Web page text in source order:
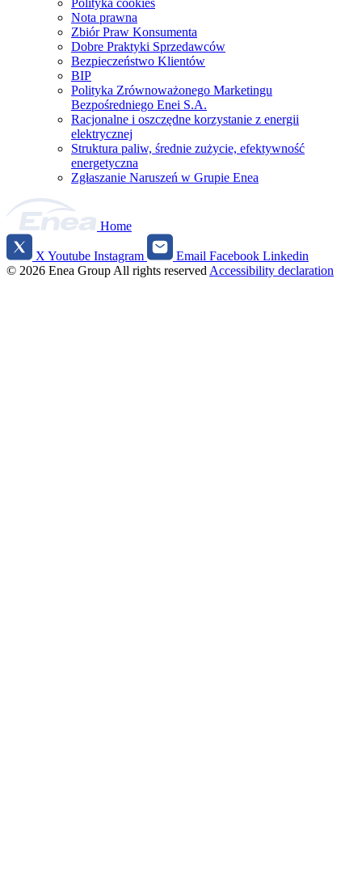
Nota prawna
Zbiór Praw Konsumenta
Dobre Praktyki Sprzedawców
Bezpieczeństwo Klientów
BIP
Polityka Zrównoważonego Marketingu
Bezpośredniego Enei S.A.
Racjonalne i oszczędne korzystanie z energii
elektrycznej
Struktura paliw, średnie zużycie, efektywność
energetyczna
Zgłaszanie Naruszeń w Grupie Enea
Home
Social
media
X Youtube Instagram Email Facebook Linkedin
© 2026 Enea Group All rights reserved Accessibility declaration